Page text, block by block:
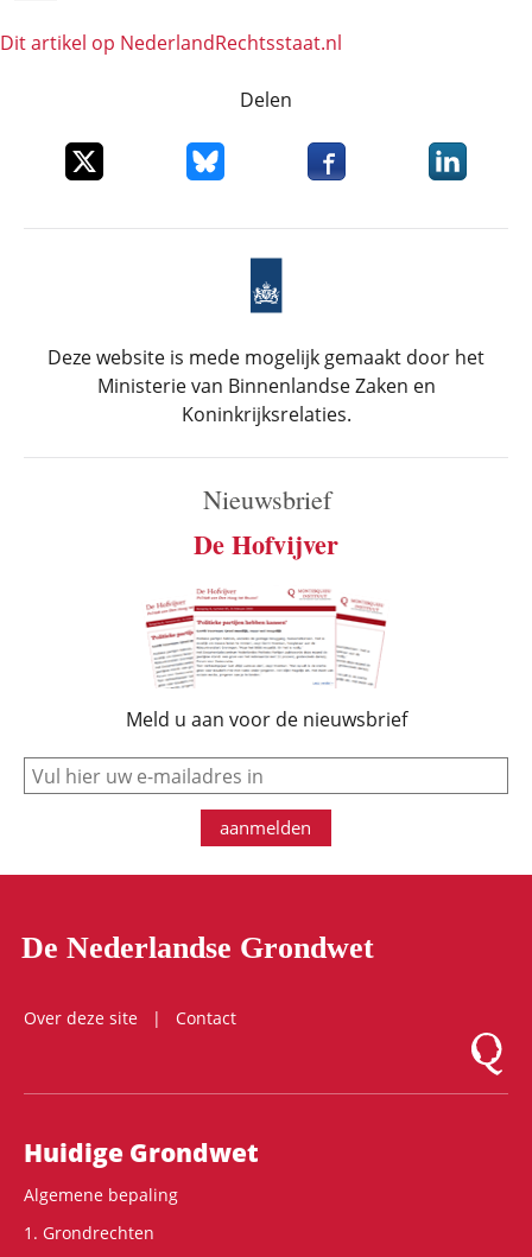
Dit artikel op NederlandRechts­staat.nl
Delen
Deel dit item op XDeel dit item op Bluesky
Deel dit item opDeel dit
Deze website is mede mogelijk gemaakt door het
Ministerie van Binnenlandse Zaken en
Koninkrijksrelaties.
Nieuwsbrief
De Hofvijver
Meld u aan voor de nieuwsbrief
e-mail
aanmelden
De Nederlandse Grondwet
Over deze site
Contact
Logo
Hoofdnavigatie
Huidige Grondwet
Algemene bepaling
1. Grondrechten